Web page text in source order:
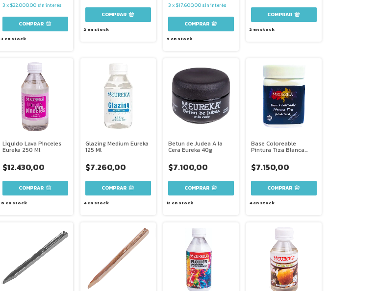
3 x $22.000,00 sin interés
3 en stock
2 en stock
3 x $17.600,00 sin interés
5 en stock
2 en stock
LÌquido Lava Pinceles
Eureka 250 Ml
$12.430,00
6 en stock
Glazing Medium Eureka
125 Ml
$7.260,00
4en stock
Betun de Judea A la
Cera Eureka 40g
$7.100,00
12 en stock
Base Coloreable
Pintura Tiza Blanca
$7.150,00
4en stock